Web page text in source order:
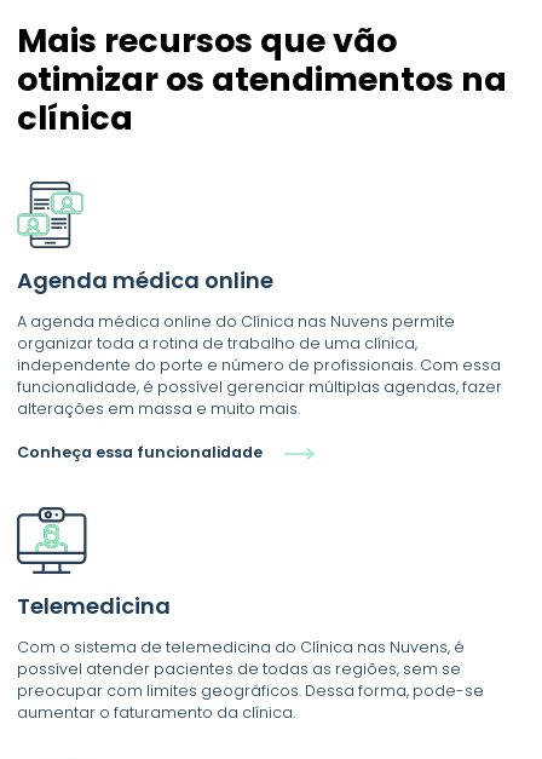
Mais recursos que vão
otimizar os atendimentos na
clínica
Agenda médica online
A agenda médica online do Clínica nas Nuvens permite
organizar toda a rotina de trabalho de uma clínica,
independente do porte e número de profissionais. Com essa
funcionalidade, é possível gerenciar múltiplas agendas, fazer
alterações em massa e muito mais.
Conheça essa funcionalidade
Telemedicina
Com o sistema de telemedicina do Clínica nas Nuvens, é
possível atender pacientes de todas as regiões, sem se
preocupar com limites geográficos. Dessa forma, pode-se
aumentar o faturamento da clínica.